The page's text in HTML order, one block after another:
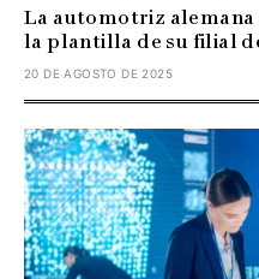
La automotriz alemana
la plantilla de su filial
20 DE AGOSTO DE 2025